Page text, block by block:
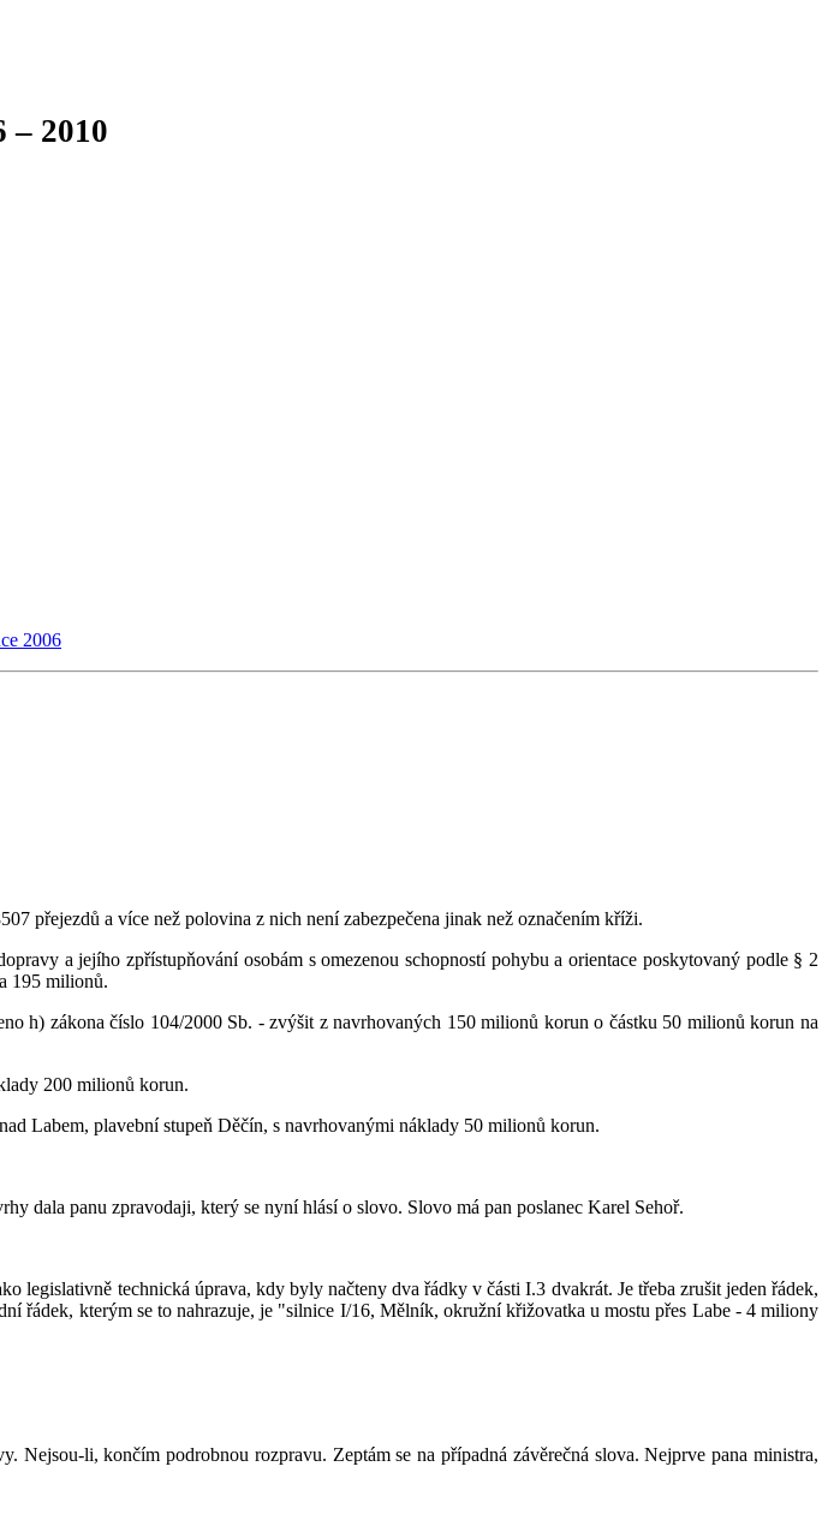
– 2010
2006
přejezdů a více než polovina z nich není zabezpečena jinak než označením kříži.
a jejího zpřístupňování osobám s omezenou schopností pohybu a orientace poskytovaný podle § 2
195 milionů.
h) zákona číslo 104/2000 Sb. - zvýšit z navrhovaných 150 milionů korun o částku 50 milionů korun na
200 milionů korun.
Labem, plavební stupeň Děčín, s navrhovanými náklady 50 milionů korun.
dala panu zpravodaji, který se nyní hlásí o slovo. Slovo má pan poslanec Karel Sehoř.
legislativně technická úprava, kdy byly načteny dva řádky v části I.3 dvakrát. Je třeba zrušit jeden řádek,
řádek, kterým se to nahrazuje, je "silnice I/16, Mělník, okružní křižovatka u mostu přes Labe - 4 miliony
Nejsou-li, končím podrobnou rozpravu. Zeptám se na případná závěrečná slova. Nejprve pana ministra,